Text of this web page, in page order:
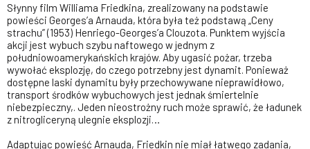
Słynny film Williama Friedkina, zrealizowany na podstawie
powieści Georges’a Arnauda, która była też podstawą „Ceny
strachu” (1953) Henriego-Georges’a Clouzota. Punktem wyjścia
akcji jest wybuch szybu naftowego w jednym z
południowoamerykańskich krajów. Aby ugasić pożar, trzeba
wywołać eksplozję, do czego potrzebny jest dynamit. Ponieważ
dostępne laski dynamitu były przechowywane nieprawidłowo,
transport środków wybuchowych jest jednak śmiertelnie
niebezpieczny,. Jeden nieostrożny ruch może sprawić, że ładunek
z nitrogliceryną ulegnie eksplozji…
Adaptując powieść Arnauda, Friedkin nie miał łatwego zadania,